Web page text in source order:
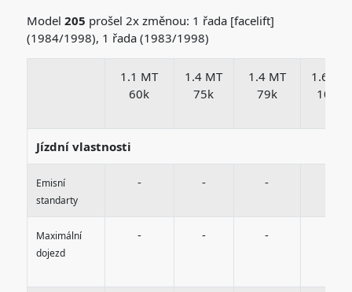
Model 205 prošel 2x změnou: 1 řada [facelift]
(1984/1998), 1 řada (1983/1998)
1.1 MT
60k
1.4 MT
75k
1.4 MT
79k
1.6 MT
103k
Jízdní vlastnosti
Emisní
standarty
- - -
Maximální
dojezd
- - -